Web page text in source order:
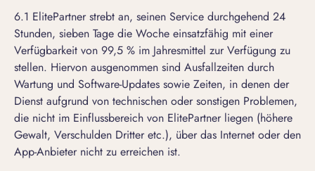
6.1 ElitePartner strebt an, seinen Service durchgehend 24
Stunden, sieben Tage die Woche einsatzfähig mit einer
Verfügbarkeit von 99,5 % im Jahresmittel zur Verfügung zu
stellen. Hiervon ausgenommen sind Ausfallzeiten durch
Wartung und Software-Updates sowie Zeiten, in denen der
Dienst aufgrund von technischen oder sonstigen Problemen,
die nicht im Einflussbereich von ElitePartner liegen (höhere
Gewalt, Verschulden Dritter etc.), über das Internet oder den
App-Anbieter nicht zu erreichen ist.